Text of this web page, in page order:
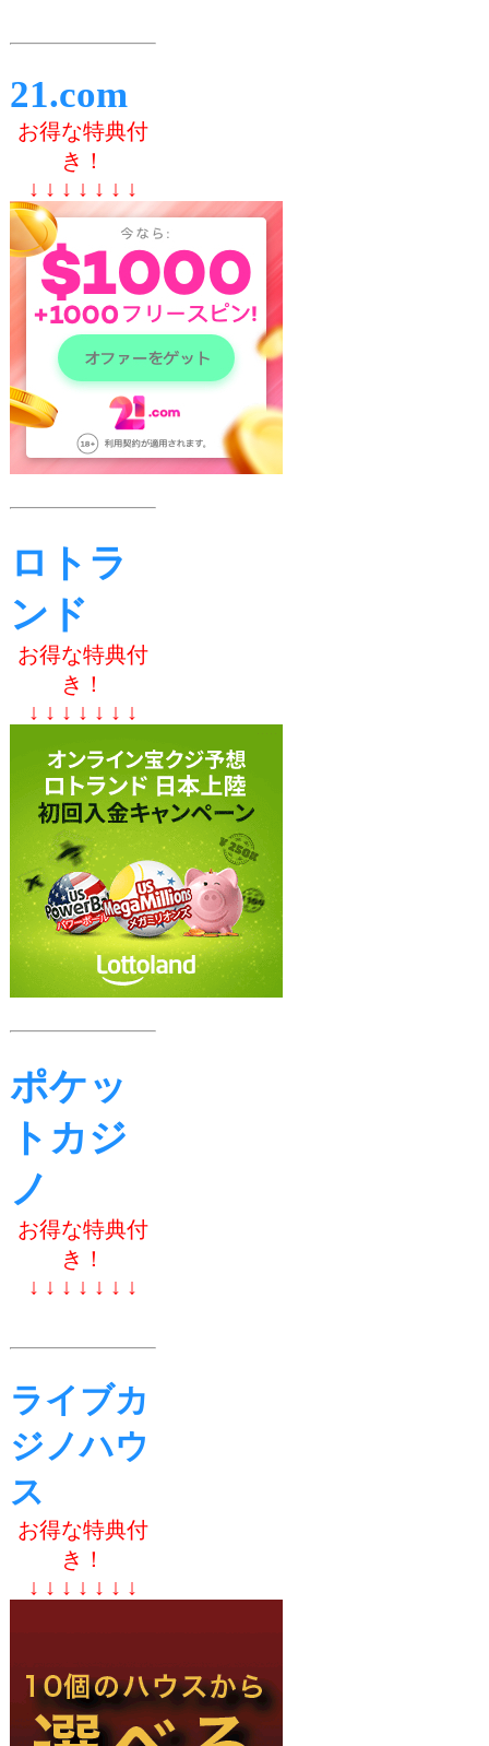
21.com
お得な特典付
き！
↓ ↓ ↓ ↓ ↓ ↓ ↓
ロトラ
ンド
お得な特典付
き！
↓ ↓ ↓ ↓ ↓ ↓ ↓
ポケッ
トカジ
ノ
お得な特典付
き！
↓ ↓ ↓ ↓ ↓ ↓ ↓
ライブカ
ジノハウ
ス
お得な特典付
き！
↓ ↓ ↓ ↓ ↓ ↓ ↓